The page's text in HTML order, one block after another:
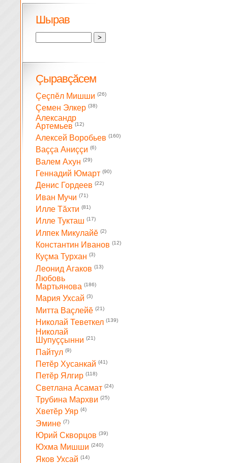
Шырав
Çыравçăсем
Çеçпĕл Мишши (26)
Çемен Элкер (38)
Александр
Артемьев (12)
Алексей Воробьев (160)
Ваççа Аниççи (6)
Валем Ахун (29)
Геннадий Юмарт (90)
Денис Гордеев (22)
Иван Мучи (71)
Илле Тăхти (81)
Илле Тукташ (17)
Илпек Микулайĕ (2)
Константин Иванов (12)
Куçма Турхан (3)
Леонид Агаков (13)
Любовь
Мартьянова (186)
Мария Ухсай (3)
Митта Ваçлейĕ (21)
Николай Теветкел (139)
Николай
Шупуççынни (21)
Пайтул (9)
Петĕр Хусанкай (41)
Петĕр Ялгир (118)
Светлана Асамат (24)
Трубина Мархви (25)
Хветĕр Уяр (4)
Эмине (7)
Юрий Скворцов (39)
Юхма Мишши (240)
Яков Ухсай (14)